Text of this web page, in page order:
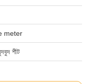
meter
শীট